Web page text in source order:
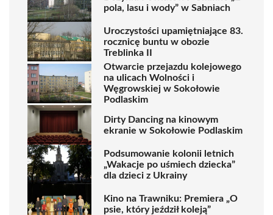
pola, lasu i wody” w Sabniach
Uroczystości upamiętniające 83.
rocznicę buntu w obozie
Treblinka II
Otwarcie przejazdu kolejowego
na ulicach Wolności i
Węgrowskiej w Sokołowie
Podlaskim
Dirty Dancing na kinowym
ekranie w Sokołowie Podlaskim
Podsumowanie kolonii letnich
„Wakacje po uśmiech dziecka”
dla dzieci z Ukrainy
Kino na Trawniku: Premiera „O
psie, który jeździł koleją”